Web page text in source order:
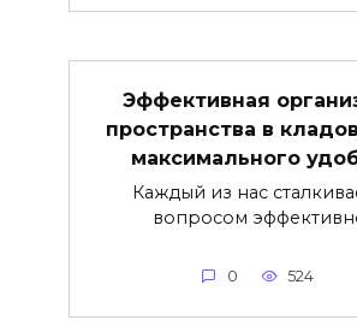
Эффективная
пространства в
максимального
Каждый из нас
вопросом
0 524